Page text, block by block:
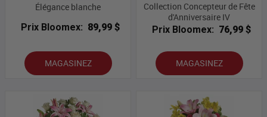
Élégance blanche
Prix Bloomex: 89,99 $
MAGASINEZ
Collection Concepteur de Fête
d'Anniversaire IV
Prix Bloomex: 76,99 $
MAGASINEZ